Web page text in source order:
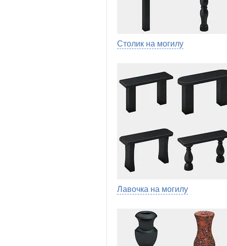
Столик на могилу
Лавочка на могилу